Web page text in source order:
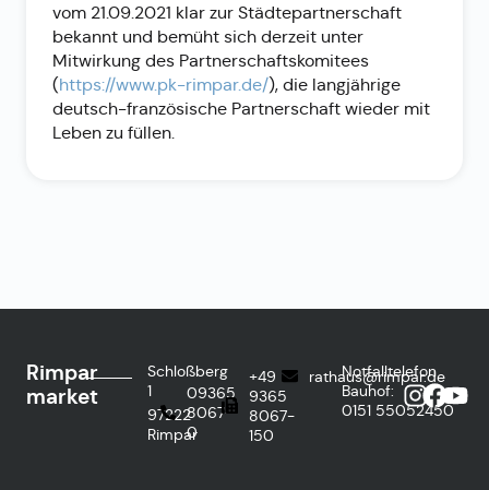
vom 21.09.2021 klar zur Städtepartnerschaft
bekannt und bemüht sich derzeit unter
Mitwirkung des Partnerschaftskomitees
(https://www.pk-rimpar.de/), die langjährige
deutsch-französische Partnerschaft wieder mit
Leben zu füllen.
Rimpar
market
Schloßberg
1
97222
Rimpar
09365
8067-
0
+49
9365
8067-
150
rathaus@rimpar.de
Notfalltelefon
Bauhof:
0151 55052450